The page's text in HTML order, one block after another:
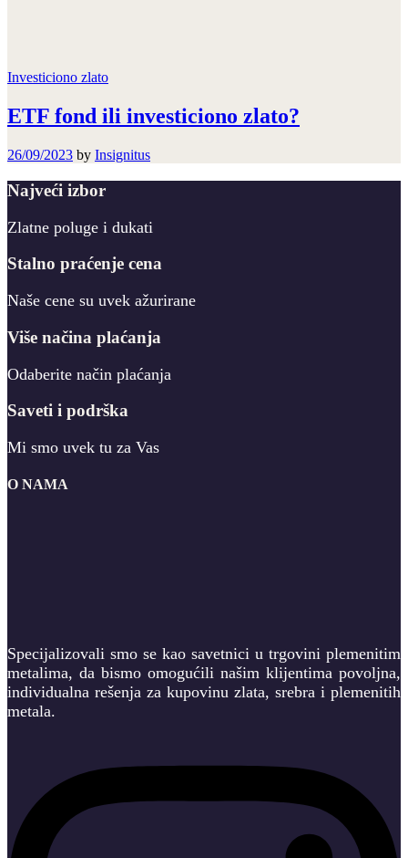
Investiciono zlato
ETF fond ili investiciono zlato?
26/09/2023 by Insignitus
Najveći izbor
Zlatne poluge i dukati
Stalno praćenje cena
Naše cene su uvek ažurirane
Više načina plaćanja
Odaberite način plaćanja
Saveti i podrška
Mi smo uvek tu za Vas
O NAMA
Specijalizovali smo se kao savetnici u trgovini plemenitim
metalima, da bismo omogućili našim klijentima povoljna,
individualna rešenja za kupovinu zlata, srebra i plemenitih
metala.